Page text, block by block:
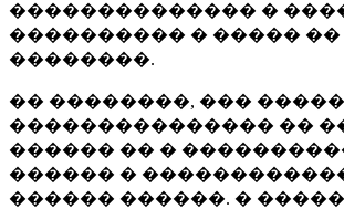
�������������� �
���������� � ����� ��
��������.
�� ��������, ���
��������������� ��
������ �� �
������ �
������ ������. �